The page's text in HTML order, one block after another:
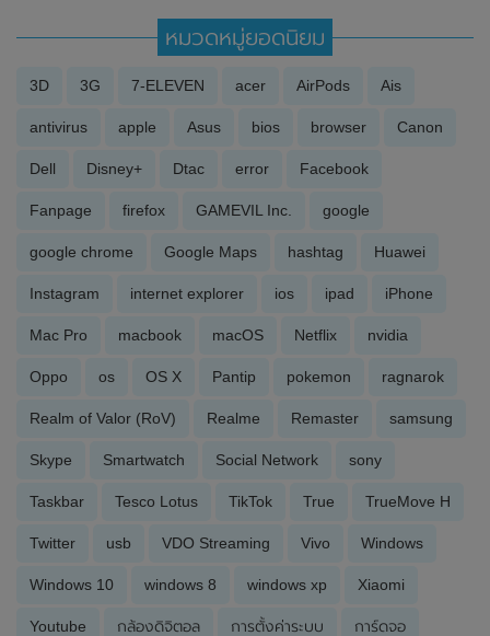
หมวดหมู่ยอดนิยม
3D 3G 7-ELEVEN acer AirPods Ais
antivirus apple Asus bios browser Canon
Dell Disney+ Dtac error Facebook
Fanpage firefox GAMEVIL Inc. google
google chrome Google Maps hashtag Huawei
Instagram internet explorer ios ipad iPhone
Mac Pro macbook macOS Netflix nvidia
Oppo os OS X Pantip pokemon ragnarok
Realm of Valor (RoV) Realme Remaster samsung
Skype Smartwatch Social Network sony
Taskbar Tesco Lotus TikTok True TrueMove H
Twitter usb VDO Streaming Vivo Windows
Windows 10 windows 8 windows xp Xiaomi
Youtube กล้องดิจิตอล การตั้งค่าระบบ การ์ดจอ